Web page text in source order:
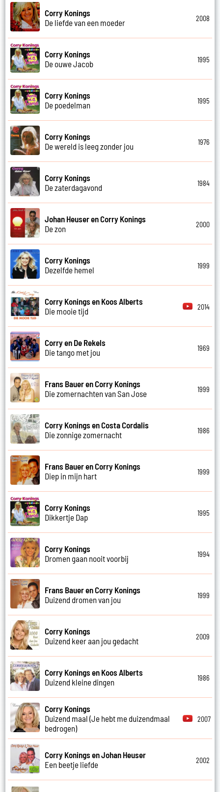
Corry Konings
De liefde van een moeder
2008
Corry Konings
De ouwe Jacob
1995
Corry Konings
De poedelman
1995
Corry Konings
De wereld is leeg zonder jou
1976
Corry Konings
De zaterdagavond
1984
Johan Heuser en Corry Konings
De zon
2000
Corry Konings
Dezelfde hemel
1999
Corry Konings en Koos Alberts
Die mooie tijd
2014
Corry en De Rekels
Die tango met jou
1969
Frans Bauer en Corry Konings
Die zomernachten van San Jose
1999
Corry Konings en Costa Cordalis
Die zonnige zomernacht
1986
Frans Bauer en Corry Konings
Diep in mijn hart
1999
Corry Konings
Dikkertje Dap
1995
Corry Konings
Dromen gaan nooit voorbij
1994
Frans Bauer en Corry Konings
Duizend dromen van jou
1999
Corry Konings
Duizend keer aan jou gedacht
2009
Corry Konings en Koos Alberts
Duizend kleine dingen
1986
Corry Konings
Duizend maal (Je hebt me duizendmaal
bedrogen)
2007
Corry Konings en Johan Heuser
Een beetje liefde
2002